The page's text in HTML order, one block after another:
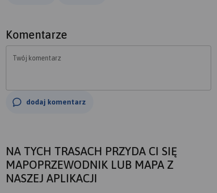
Komentarze
Twój komentarz
dodaj komentarz
NA TYCH TRASACH PRZYDA CI SIĘ
MAPOPRZEWODNIK LUB MAPA Z
NASZEJ APLIKACJI